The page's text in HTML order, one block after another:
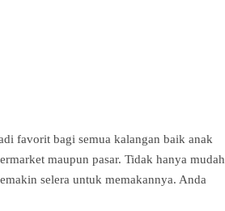
favorit bagi semua kalangan baik anak
maupun pasar. Tidak hanya mudah
selera untuk memakannya. Anda